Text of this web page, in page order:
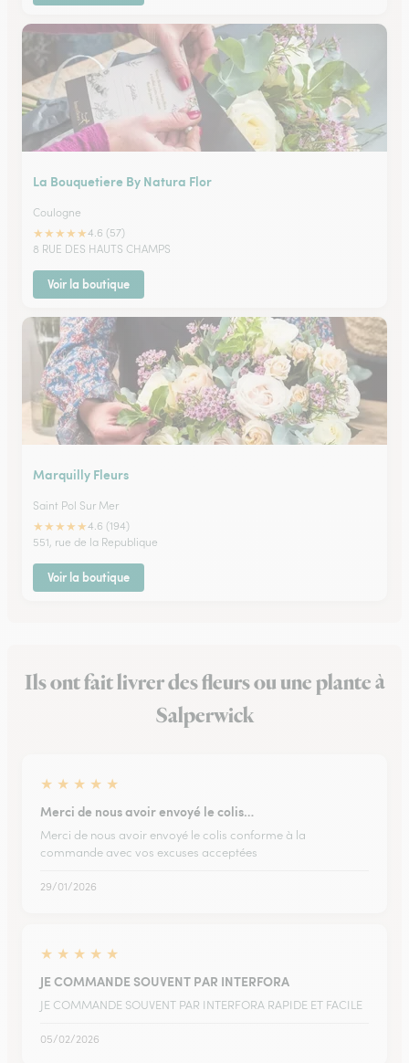
La Bouquetiere By Natura Flor
Coulogne
★★★★★4.6 (57)
8 RUE DES HAUTS CHAMPS
Voir la boutique
Marquilly Fleurs
Saint Pol Sur Mer
★★★★★4.6 (194)
551, rue de la Republique
Voir la boutique
Ils ont fait livrer des fleurs ou une plante à
Salperwick
★ ★ ★ ★ ★
Merci de nous avoir envoyé le colis…
Merci de nous avoir envoyé le colis conforme à la
commande avec vos excuses acceptées
29/01/2026
★ ★ ★ ★ ★
JE COMMANDE SOUVENT PAR INTERFORA
JE COMMANDE SOUVENT PAR INTERFORA RAPIDE ET FACILE
05/02/2026